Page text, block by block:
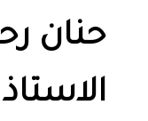
حنان